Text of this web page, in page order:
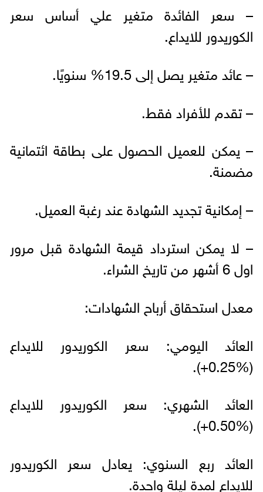
– سعر الفائدة متغير علي أساس سعر
الكوريدور للايداع.
– عائد متغير يصل إلى 19.5% سنويًا.
– تقدم للأفراد فقط.
– يمكن للعميل الحصول على بطاقة ائتمانية
مضمنة.
– إمكانية تجديد الشهادة عند رغبة العميل.
– لا يمكن استرداد قيمة الشهادة قبل مرور
اول 6 أشهر من تاريخ الشراء.
معدل استحقاق أرباح الشهادات:
العائد اليومي: سعر الكوريدور للايداع
(%0.25+).
العائد الشهري: سعر الكوريدور للايداع
(%0.50+).
العائد ربع السنوي: يعادل سعر الكوريدور
للايداع لمدة ليلة واحدة.